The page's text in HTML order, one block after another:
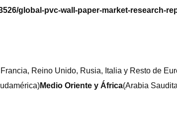
global-pvc-wall-paper-market-research-
Reino Unido, Rusia, Italia y Resto de
Medio Oriente y África(Arabia